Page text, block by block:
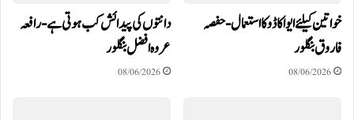
خواتین کیلئے ایواکاڈو کا استعمال-حفصہ
فاروق بنگلور
08/06/2026
دانتوں کی پیدائش کب ہوتی ہے- رافعہ
عروہ افضل بنگلور
08/06/2026